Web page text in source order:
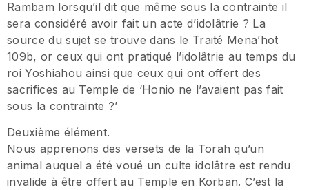
Rambam lorsqu’il dit que même sous la contrainte il
sera considéré avoir fait un acte d’idolâtrie ? La
source du sujet se trouve dans le Traité Mena’hot
109b, or ceux qui ont pratiqué l’idolâtrie au temps du
roi Yoshiahou ainsi que ceux qui ont offert des
sacrifices au Temple de ‘Honio ne l’avaient pas fait
sous la contrainte ?’
Deuxième élément.
Nous apprenons des versets de la Torah qu’un
animal auquel a été voué un culte idolâtre est rendu
invalide à être offert au Temple en Korban. C’est la